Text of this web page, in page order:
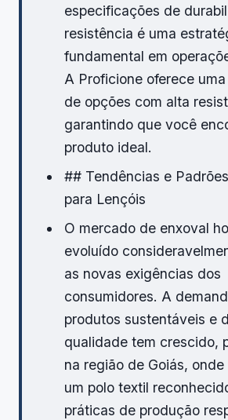
especificações de
resistência é uma
fundamental em
A Proficione oferece
de opções com alta
garantindo que você
produto ideal.
## Tendências e
para Lençóis
O mercado de enxoval
evoluído
as novas exigências dos
consumidores. A
produtos sustentáveis e
qualidade tem crescido,
na região de Goiás,
um polo textil
práticas de produção